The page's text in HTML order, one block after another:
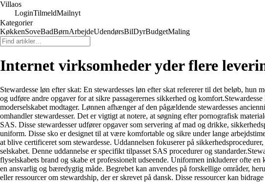
Villaos
LoginTilmeldMailnyt
Kategorier
KøkkenSoveBadBørnArbejdeUdendørsBilDyrBudgetMaling
Internet virksomheder yder flere
Stewardesse løn efter skat: En stewardesses løn efter skat refererer til det beløb, hun
og udføre andre opgaver for at sikre passagerernes sikkerhed og
moderselskabet modtager. Lønnen afhænger af den pågældende stewardesses
omhandler stewardesser. Det er vigtigt at notere, at søgning efter pornografisk
SAS. Disse stewardesser udfører opgaver som servering af mad og drikke,
uniform. Disse sko er designet til at være komfortable og sikre under lange
at blive certificeret som stewardesse. Uddannelsen fokuserer på
selskabet. Denne uddannelse er specifikt tilpasset SAS procedurer og
flyselskabets brand og skabe et professionelt udseende. Uniformen inkluderer ofte
en ansvarlig og bæredygtig måde. Begrebet kan anvendes på forskellige områder,
eller ressourcer om stewardship, der er skrevet på dansk. Disse ressourcer kan